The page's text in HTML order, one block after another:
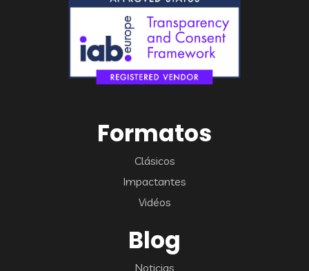
Formatos
Clásicos
Impactantes
Vidéos
Blog
Noticias